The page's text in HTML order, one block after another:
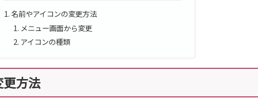
名前やアイコンの変更方法
メニュー画面から変更
アイコンの種類
方法